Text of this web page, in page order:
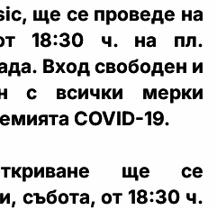
ще се проведе на
18:30 ч. на пл.
Вход свободен и
с всички мерки
COVID-19.
ще се
събота, от 18:30 ч.